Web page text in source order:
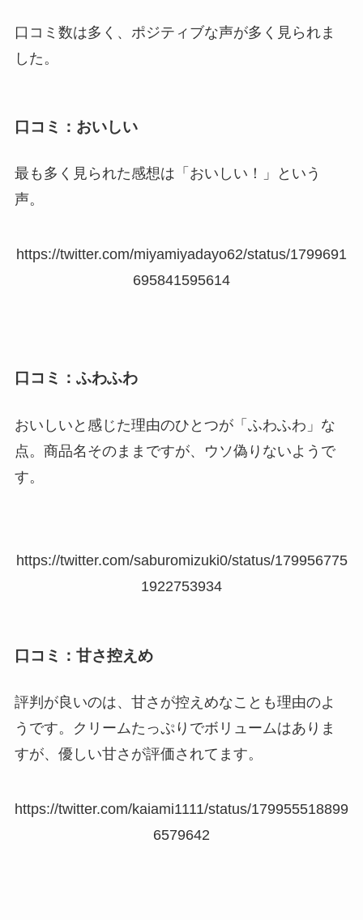
口コミ数は多く、ポジティブな声が多く見られま
した。
口コミ：おいしい
最も多く見られた感想は「おいしい！」という
声。
https://twitter.com/miyamiyadayo62/status/1799691
695841595614
口コミ：ふわふわ
おいしいと感じた理由のひとつが「ふわふわ」な
点。商品名そのままですが、ウソ偽りないようで
す。
https://twitter.com/saburomizuki0/status/179956775
1922753934
口コミ：甘さ控えめ
評判が良いのは、甘さが控えめなことも理由のよ
うです。クリームたっぷりでボリュームはありま
すが、優しい甘さが評価されてます。
https://twitter.com/kaiami1111/status/179955518899
6579642